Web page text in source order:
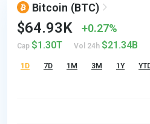
Bitcoin (BTC)
$64.93K 0.27%
Cap $1.30T Vol 24h $21.34B
1D 7D 1M 3M 1Y